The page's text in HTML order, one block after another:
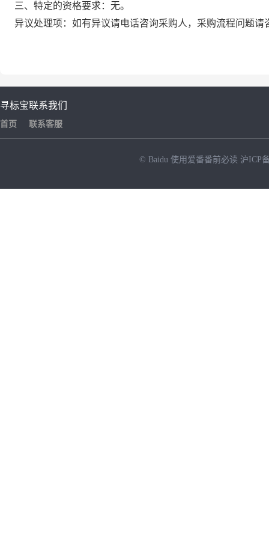
三、特定的资格要求：无。
异议处理项： 如有异议请电话咨询采购人，采购流程问题请
寻标宝
首页
联系我们
联系客服
© Baidu 使用爱番番前必读 沪ICP